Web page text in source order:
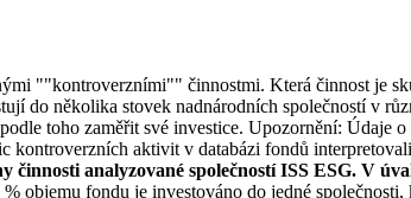
""kontroverzními"" činnostmi. Která činnost je
do několika stovek nadnárodních společností v
toho zaměřit své investice. Upozornění: Údaje
kontroverzních aktivit v databázi fondů
činnosti analyzované společností ISS ESG. V
objemu fondu je investováno do jedné